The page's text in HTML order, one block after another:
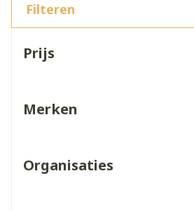
Filteren
Prijs
Merken
Organisaties